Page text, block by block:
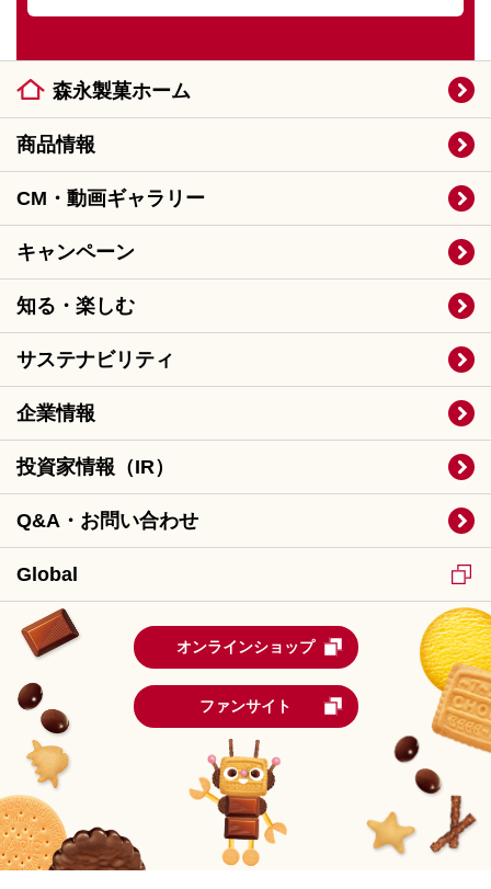
森永製菓ホーム
商品情報
CM・動画ギャラリー
キャンペーン
知る・楽しむ
サステナビリティ
企業情報
投資家情報（IR）
Q&A・お問い合わせ
Global
オンラインショップ
ファンサイト